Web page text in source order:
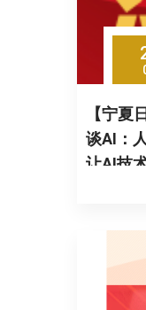
【宁夏日报
谈AI：
让AI技